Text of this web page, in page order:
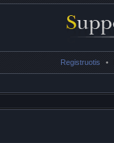
Registruotis •